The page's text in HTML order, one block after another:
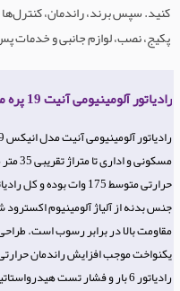
کنید. سپس برند، راندمان،
پکیج، نصب، لوازم جانبی و
رادیاتور آلومینیومی آنیت 19 پره مدل انیکس
جنس بدنه از آلیاژ آلومینیوم
مقاومت بالا در برابر رسوب است.
رادیاتور 6 بار و فشار تست هیدرواستاتیک آن 9 بار می باشد.